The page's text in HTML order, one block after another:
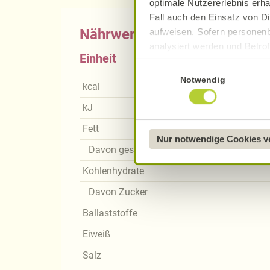
optimale Nutzererlebnis
Fall auch den Einsatz von
aufweisen. Sofern
analysiert werden und
Datenverarbeitung und -
Datenschutzerklärung
Näheres über uns erfahren
Notwendig
Nur notwendige Cookies
Nährwerte
Einheit
kcal
kJ
Fett
Davon gesättigte Fettsäuren
Kohlenhydrate
Davon Zucker
Ballaststoffe
Eiweiß
Salz